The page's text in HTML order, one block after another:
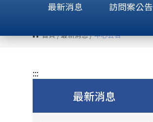
最新消息 訪問案公告
首頁/最新消息/中心公告
:::
最新消息